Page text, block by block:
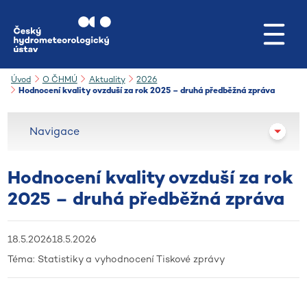
Úvod O ČHMÚ Aktuality
2026
Hodnocení kvality ovzduší za rok 2025 – druhá předběžná zpráva
Hodnocení kvality ovzduší za rok
2025 – druhá předběžná zpráva
18.5.202618.5.2026
Téma: Statistiky a vyhodnoceníTiskové zprávy
Navigace